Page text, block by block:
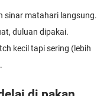
sinar matahari langsung.
duluan dipakai.
kecil tapi sering (lebih